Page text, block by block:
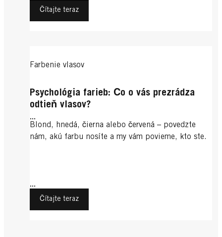
Čítajte teraz
Farbenie vlasov
Psychológia farieb: Čo o vás prezrádza
odtieň vlasov?
...
Blond, hnedá, čierna alebo červená – povedzte
nám, akú farbu nosíte a my vám povieme, kto ste.
...
Čítajte teraz